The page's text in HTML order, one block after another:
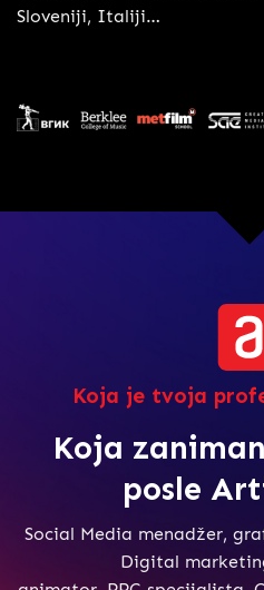
Sloveniji, Italiji…
Koja je tvoja
Koja
posle
Social Media menadžer,
Digital